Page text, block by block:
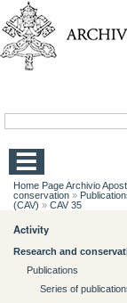
Home Page Archivio
conservation »
(CAV) » CAV 35
Activity
Research and
Publications
Series of